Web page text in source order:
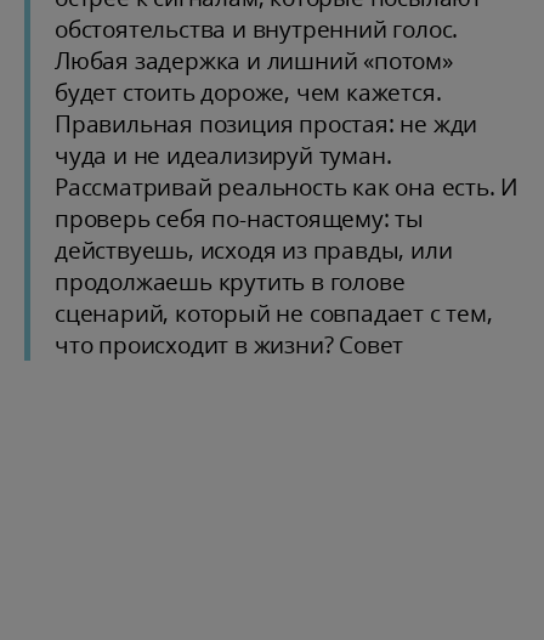
обстоятельства и внутренний голос.
Любая задержка и лишний «потом»
будет стоить дороже, чем кажется.
Правильная позиция простая: не жди
чуда и не идеализируй туман.
Рассматривай реальность как она есть. И
проверь себя по-настоящему: ты
действуешь, исходя из правды, или
продолжаешь крутить в голове
сценарий, который не совпадает с тем,
что происходит в жизни? Совет